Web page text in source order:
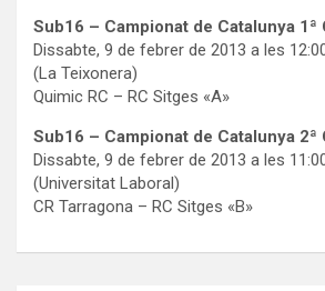
Sub16 – Campionat de Catalunya 1ª
Dissabte, 9 de febrer de 2013 a les
(La Teixonera)
Quimic RC – RC Sitges «A»
Sub16 – Campionat de Catalunya 2ª
Dissabte, 9 de febrer de 2013 a les
(Universitat Laboral)
CR Tarragona – RC Sitges «B»